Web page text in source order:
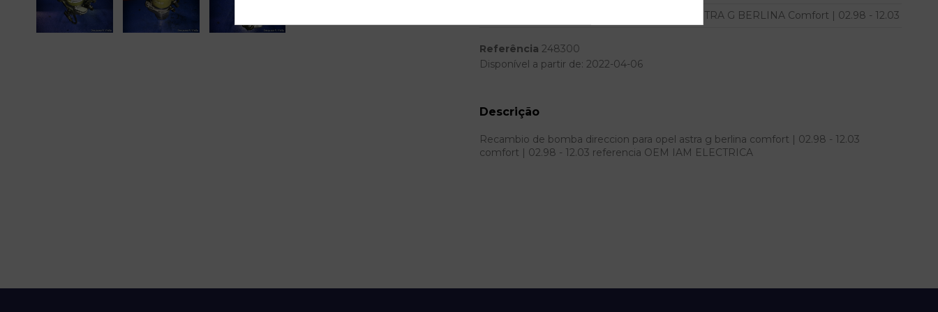
ASTRA G BERLINA Comfort | 02.98 - 12.03
Referência 248300
Disponível a partir de: 2022-04-06
Descrição
Recambio de bomba direccion para opel astra g berlina comfort | 02.98 - 12.03
comfort | 02.98 - 12.03 referencia OEM IAM ELECTRICA